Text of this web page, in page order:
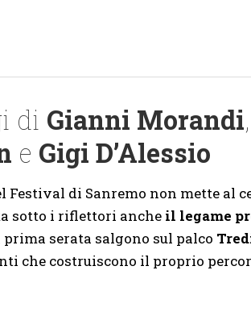
di Gianni Morandi,
e Gigi D’Alessio
Festival di Sanremo non mette al
sotto i riflettori anche il legame
prima serata salgono sul palco
che costruiscono il proprio